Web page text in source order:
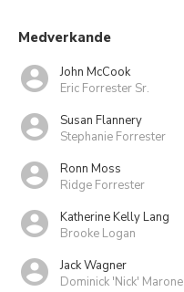
Medverkande
John McCook
Eric Forrester Sr.
Susan Flannery
Stephanie Forrester
Ronn Moss
Ridge Forrester
Katherine Kelly Lang
Brooke Logan
Jack Wagner
Dominick 'Nick' Marone